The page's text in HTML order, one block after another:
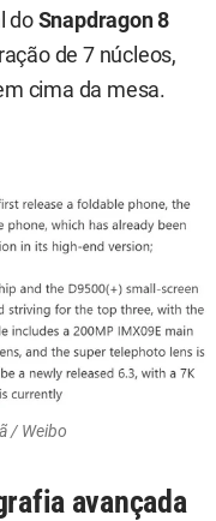
do Snapdragon 8
de 7 núcleos,
cima da mesa.
/ Weibo
avançada